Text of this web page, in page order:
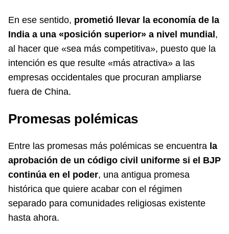
En ese sentido, prometió llevar la economía de la
India a una «posición superior» a nivel mundial,
al hacer que «sea más competitiva», puesto que la
intención es que resulte «más atractiva» a las
empresas occidentales que procuran ampliarse
fuera de China.
Promesas polémicas
Entre las promesas más polémicas se encuentra la
aprobación de un código civil uniforme si el BJP
continúa en el poder, una antigua promesa
histórica que quiere acabar con el régimen
separado para comunidades religiosas existente
hasta ahora.